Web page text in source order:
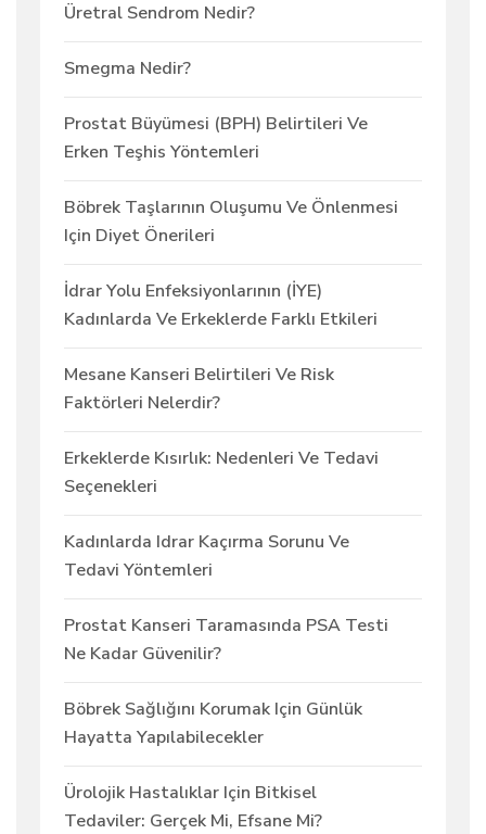
Üretral Sendrom Nedir?
Smegma Nedir?
Prostat Büyümesi (BPH) Belirtileri Ve
Erken Teşhis Yöntemleri
Böbrek Taşlarının Oluşumu Ve Önlenmesi
Için Diyet Önerileri
İdrar Yolu Enfeksiyonlarının (İYE)
Kadınlarda Ve Erkeklerde Farklı Etkileri
Mesane Kanseri Belirtileri Ve Risk
Faktörleri Nelerdir?
Erkeklerde Kısırlık: Nedenleri Ve Tedavi
Seçenekleri
Kadınlarda Idrar Kaçırma Sorunu Ve
Tedavi Yöntemleri
Prostat Kanseri Taramasında PSA Testi
Ne Kadar Güvenilir?
Böbrek Sağlığını Korumak Için Günlük
Hayatta Yapılabilecekler
Ürolojik Hastalıklar Için Bitkisel
Tedaviler: Gerçek Mi, Efsane Mi?